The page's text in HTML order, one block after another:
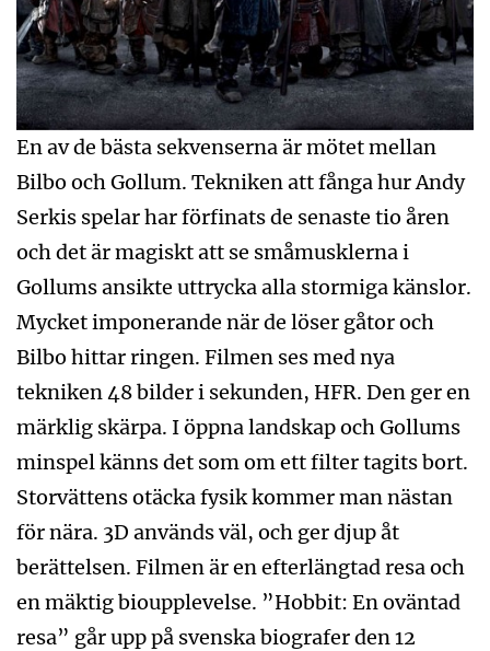
En av de bästa sekvenserna är mötet mellan
Bilbo och Gollum. Tekniken att fånga hur Andy
Serkis spelar har förfinats de senaste tio åren
och det är magiskt att se småmusklerna i
Gollums ansikte uttrycka alla stormiga känslor.
Mycket imponerande när de löser gåtor och
Bilbo hittar ringen. Filmen ses med nya
tekniken 48 bilder i sekunden, HFR. Den ger en
märklig skärpa. I öppna landskap och Gollums
minspel känns det som om ett filter tagits bort.
Storvättens otäcka fysik kommer man nästan
för nära. 3D används väl, och ger djup åt
berättelsen. Filmen är en efterlängtad resa och
en mäktig bioupplevelse. ”Hobbit: En oväntad
resa” går upp på svenska biografer den 12